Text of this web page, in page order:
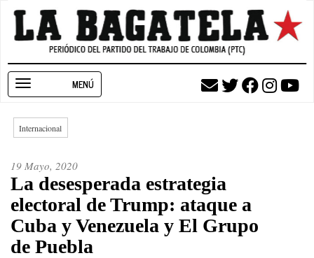
Pasar
contenido
navigation
Internacional
19 Mayo, 2020
La desesperada estrategia
electoral de Trump: ataque a
Cuba y Venezuela y El Grupo
de Puebla